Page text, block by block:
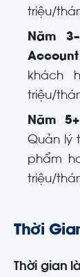
triệu/
Năm
khách
triệu/
Năm
Quản lý
phẩm
triệu/
Thời
Thời gian